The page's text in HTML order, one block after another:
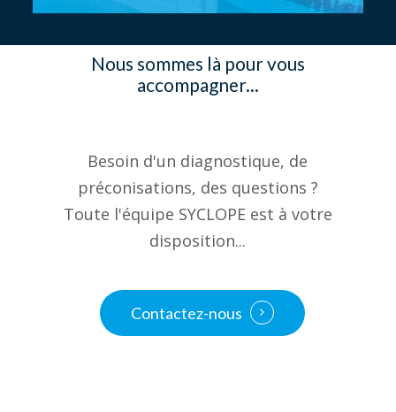
Nous sommes là pour vous
accompagner...
Besoin d'un diagnostique, de
préconisations, des questions ?
Toute l'équipe SYCLOPE est à votre
disposition...
Contactez-nous